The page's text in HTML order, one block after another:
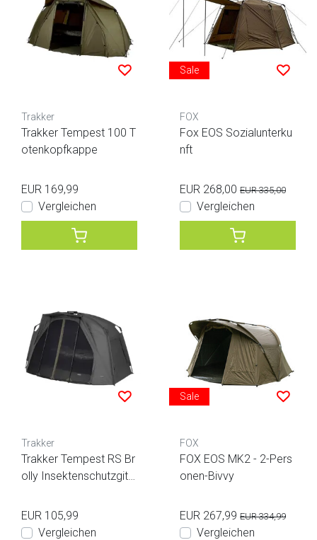
Trakker
Trakker Tempest 100 T
otenkopfkappe
EUR 169,99
Vergleichen
Sale
FOX
Fox EOS Sozialunterku
nft
EUR 268,00 EUR 335,00
Vergleichen
Trakker
Trakker Tempest RS Br
olly Insektenschutzgitt
EUR 105,99
Vergleichen
Sale
FOX
FOX EOS MK2 - 2-Pers
onen-Bivvy
EUR 267,99 EUR 334,99
Vergleichen